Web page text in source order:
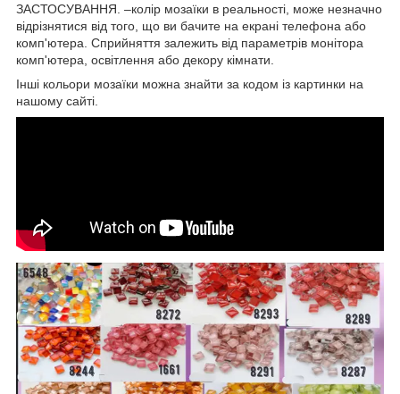
ЗАСТОСУВАННЯ. –колір мозаїки в реальності, може незначно
відрізнятися від того, що ви бачите на екрані телефона або
комп'ютера. Сприйняття залежить від параметрів монітора
комп'ютера, освітлення або декору кімнати.
Інші кольори мозаїки можна знайти за кодом із картинки на
нашому сайті.